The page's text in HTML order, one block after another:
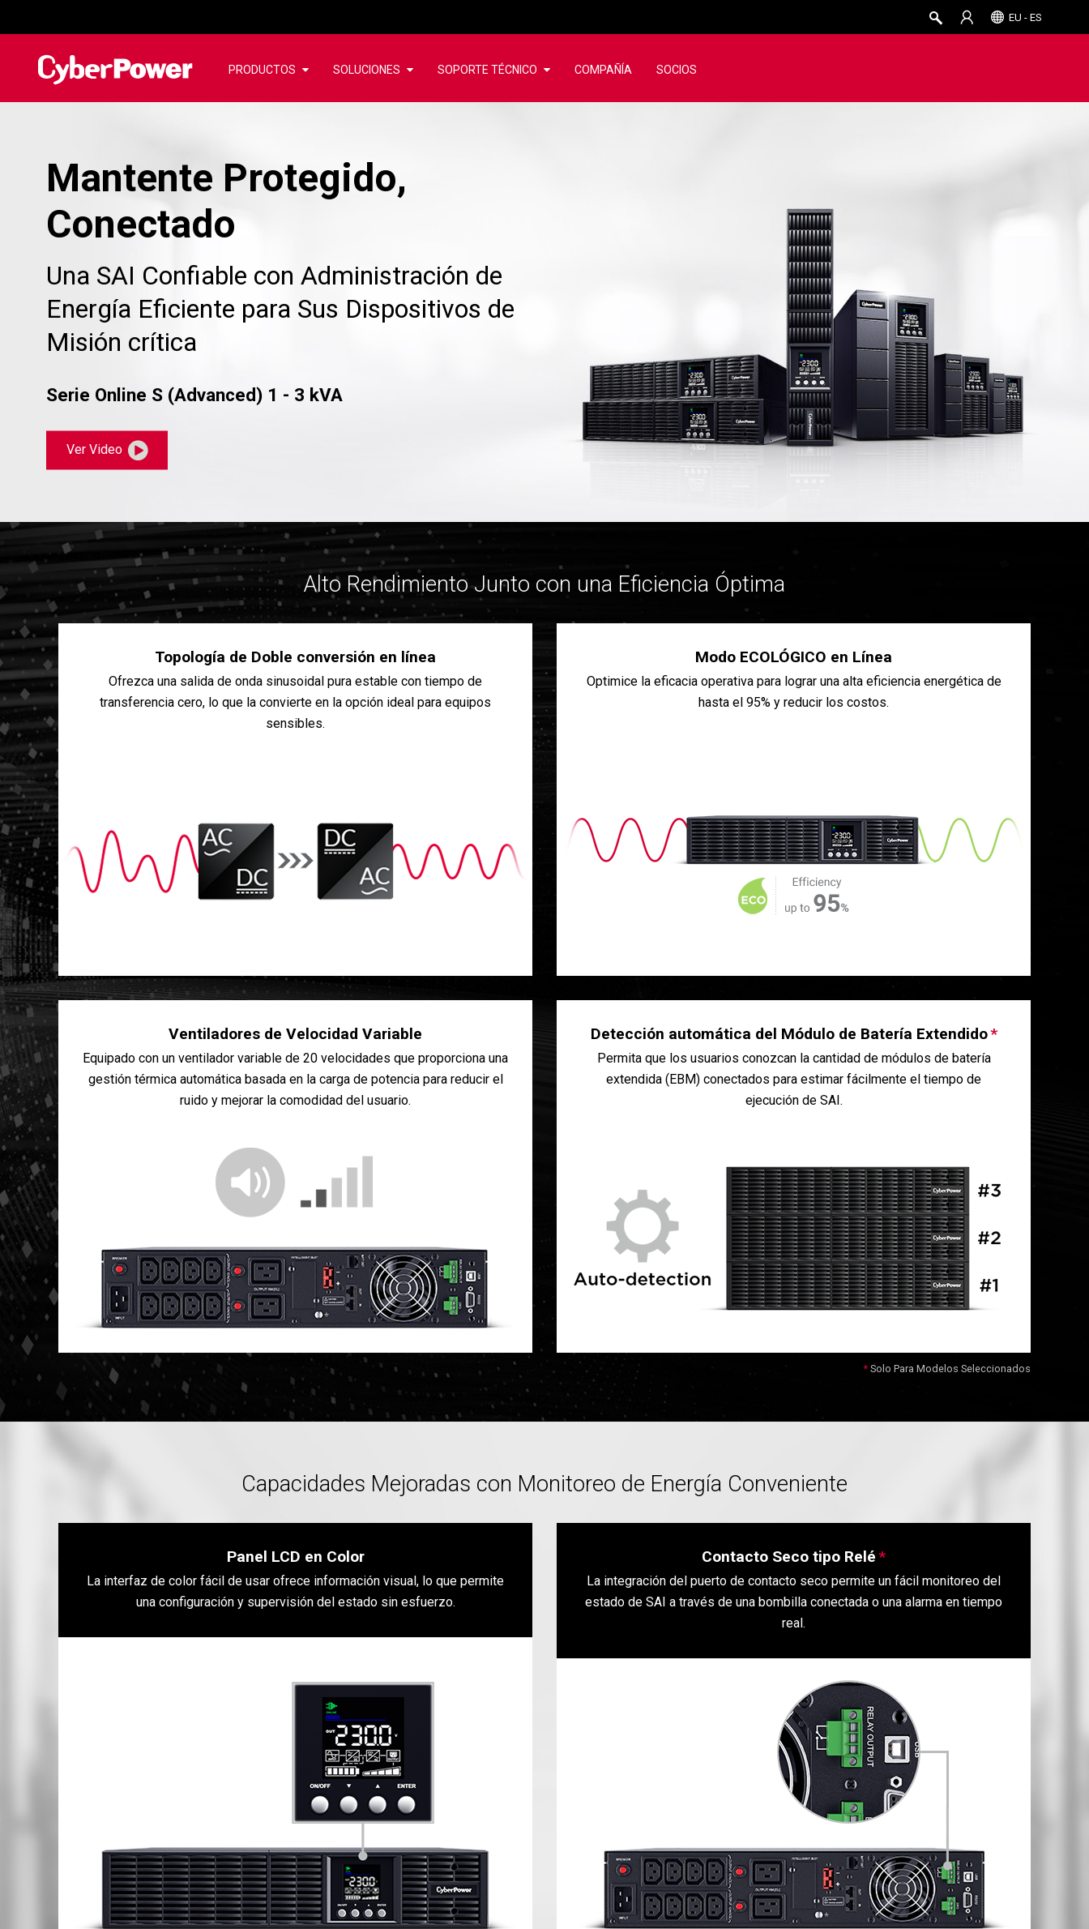
EU - ES
PRODUCTOS SOLUCIONES SOPORTE TÉCNICO COMPAÑÍA SOCIOS
Mantente Protegido,
Conectado
Una SAI Confiable con Administración de
Energía Eficiente para Sus Dispositivos de
Misión crítica
Serie Online S (Advanced) 1 - 3 kVA
Ver Video
Alto Rendimiento Junto con una Eficiencia Óptima
Topología de Doble conversión en línea
Ofrezca una salida de onda sinusoidal pura estable con tiempo de
transferencia cero, lo que la convierte en la opción ideal para equipos
sensibles.
Modo ECOLÓGICO en Línea
Optimice la eficacia operativa para lograr una alta eficiencia energética de
hasta el 95% y reducir los costos.
Ventiladores de Velocidad Variable
Equipado con un ventilador variable de 20 velocidades que proporciona una
gestión térmica automática basada en la carga de potencia para reducir el
ruido y mejorar la comodidad del usuario.
Detección automática del Módulo de Batería Extendido
Permita que los usuarios conozcan la cantidad de módulos de batería
extendida (EBM) conectados para estimar fácilmente el tiempo de
ejecución de SAI.
Solo Para Modelos Seleccionados
Capacidades Mejoradas con Monitoreo de Energía Conveniente
Panel LCD en Color
La interfaz de color fácil de usar ofrece información visual, lo que permite
una configuración y supervisión del estado sin esfuerzo.
Contacto Seco tipo Relé
La integración del puerto de contacto seco permite un fácil monitoreo del
estado de SAI a través de una bombilla conectada o una alarma en tiempo
real.